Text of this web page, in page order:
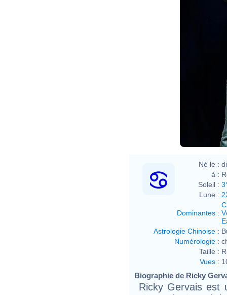
Né le :
à :
Soleil :
Lune :
Dominantes :
Astrologie Chinoise :
Numérologie :
Taille :
Vues :
Biographie de Ricky
Ricky Gervais est